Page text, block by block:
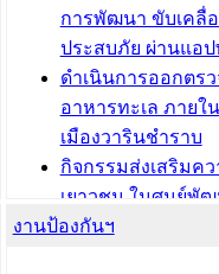
การพัฒนา ขับเคลื่
ประสบภัย ผ่านแอ
ดำเนินการออกตร
อาหารทะเล ภายใ
เมืองวารินชำราบ
กิจกรรมส่งเสริมค
เยาวชน ในศูนย์พัฒ
เทศบาลเมืองวาริ
งานป้องกันฯ